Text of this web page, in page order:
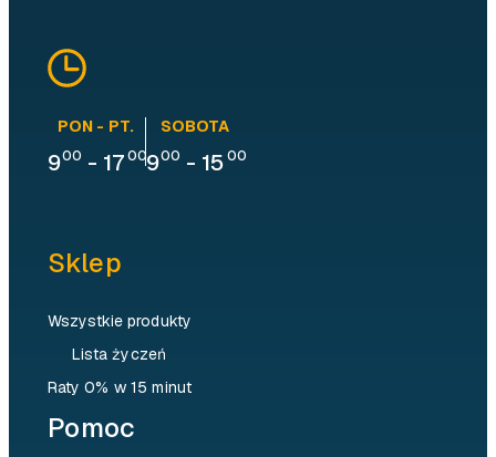
PON - PT.
900 - 17 00
SOBOTA
900 - 15 00
Sklep
Wszystkie produkty
Lista życzeń
Raty 0% w 15 minut
Pomoc